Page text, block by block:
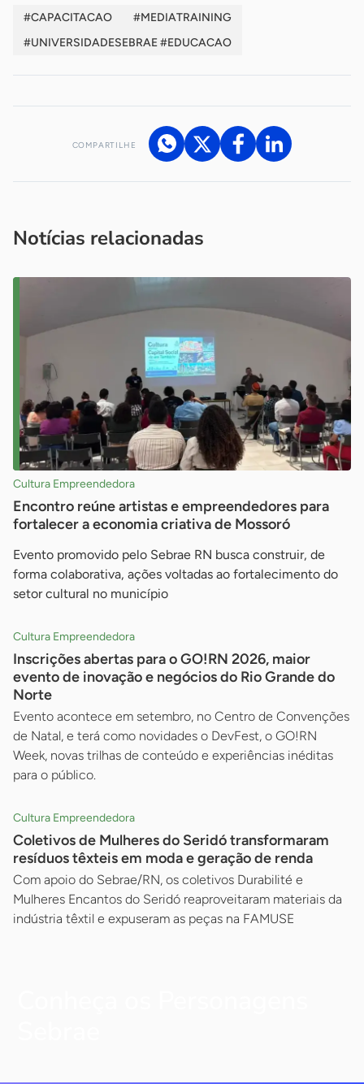
#CAPACITACAO
#MEDIATRAINING
#UNIVERSIDADESEBRAE #EDUCACAO
COMPARTILHE
Notícias relacionadas
Cultura Empreendedora
Encontro reúne artistas e empreendedores para
fortalecer a economia criativa de Mossoró
Evento promovido pelo Sebrae RN busca construir, de
forma colaborativa, ações voltadas ao fortalecimento do
setor cultural no município
Cultura Empreendedora
Inscrições abertas para o GO!RN 2026, maior
evento de inovação e negócios do Rio Grande do
Norte
Evento acontece em setembro, no Centro de Convenções
de Natal, e terá como novidades o DevFest, o GO!RN
Week, novas trilhas de conteúdo e experiências inéditas
para o público.
Cultura Empreendedora
Coletivos de Mulheres do Seridó transformaram
resíduos têxteis em moda e geração de renda
Com apoio do Sebrae/RN, os coletivos Durabilité e
Mulheres Encantos do Seridó reaproveitaram materiais da
indústria têxtil e expuseram as peças na FAMUSE